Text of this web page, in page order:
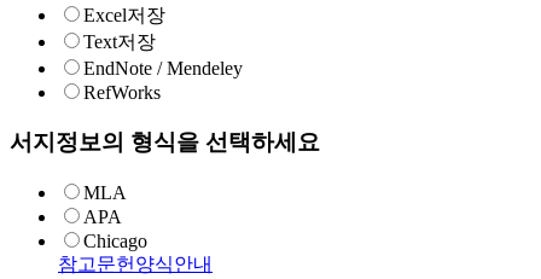
Excel저장
Text저장
EndNote / Mendeley
RefWorks
서지정보의 형식을 선택하세요
MLA
APA
Chicago
참고문헌양식안내